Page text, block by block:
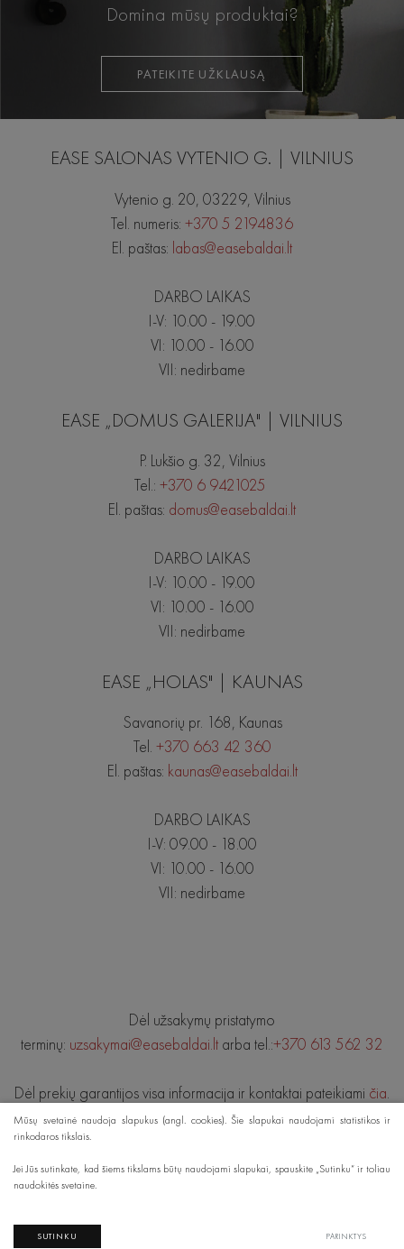
Domina mūsų produktai?
PATEIKITE UŽKLAUSĄ
EASE SALONAS VYTENIO G. | VILNIUS
Vytenio g. 20, 03229, Vilnius
Tel. numeris: +370 5 2194836
El. paštas: labas@easebaldai.lt
DARBO LAIKAS
I-V: 10.00 - 19.00
VI: 10.00 - 16.00
VII: nedirbame
EASE „DOMUS GALERIJA" | VILNIUS
P. Lukšio g. 32, Vilnius
Tel.: +370 6 9421025
El. paštas: domus@easebaldai.lt
DARBO LAIKAS
I-V: 10.00 - 19.00
VI: 10.00 - 16.00
VII: nedirbame
EASE „HOLAS" | KAUNAS
Savanorių pr. 168, Kaunas
Tel. +370 663 42 360
El. paštas: kaunas@easebaldai.lt
DARBO LAIKAS
I-V: 09.00 - 18.00
VI: 10.00 - 16.00
VII: nedirbame
Dėl užsakymų pristatymo
terminų: uzsakymai@easebaldai.lt arba tel.:+370 613 562 32
Dėl prekių garantijos visa informacija ir kontaktai pateikiami čia.
© 2019 EASE BALDAI. Visos teisės saugomos.
Mūsų svetainė naudoja slapukus (angl. cookies). Šie slapukai naudojami statistikos ir
rinkodaros tikslais.
Jei Jūs sutinkate, kad šiems tikslams būtų naudojami slapukai, spauskite „Sutinku“ ir toliau
naudokitės svetaine.
SUTINKU PARINKTYS